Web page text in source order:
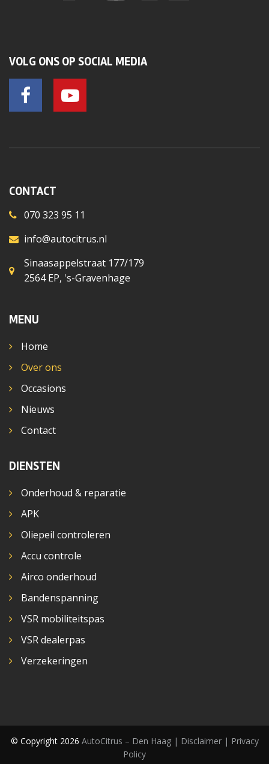
VOLG ONS OP SOCIAL MEDIA
CONTACT
070 323 95 11
info@autocitrus.nl
Sinaasappelstraat 177/179
2564 EP, 's-Gravenhage
MENU
Home
Over ons
Occasions
Nieuws
Contact
DIENSTEN
Onderhoud & reparatie
APK
Oliepeil controleren
Accu controle
Airco onderhoud
Bandenspanning
VSR mobiliteitspas
VSR dealerpas
Verzekeringen
© Copyright 2026 AutoCitrus – Den Haag | Disclaimer | Privacy
Policy